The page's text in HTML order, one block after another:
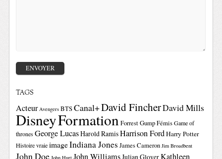
TAGS
Acteur Avengers BTSCanal+David FincherDavid Mills
DisneyFormationForrest GumpFémis Game of
thrones George LucasHarold RamisHarrison FordHarry Potter
Histoire vraie imageIndiana Jones James Cameron Jim Broadbent
John Doe John WilliamsJulian GloverKathleen